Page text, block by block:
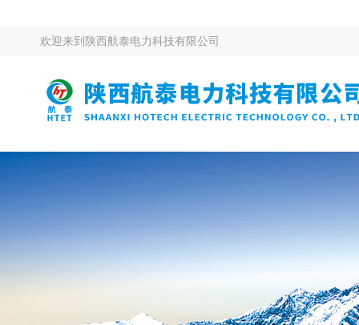
欢迎来到 陕西航泰电力科技有限公司